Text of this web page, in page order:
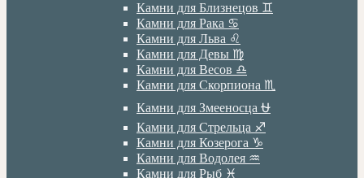
Камни для Близнецов ♊️
Камни для Рака ♋️
Камни для Льва ♌️
Камни для Девы ♍️
Камни для Весов ♎️
Камни для Скорпиона ♏️
Камни для Змееносца ⛎
Камни для Стрельца ♐️
Камни для Козерога ♑️
Камни для Водолея ♒️
Камни для Рыб ♓️